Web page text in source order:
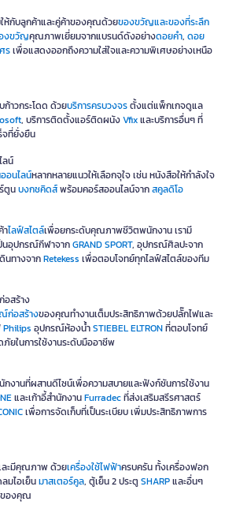
ให้กับลูกค้าและคู่ค้าของคุณด้วยของขวัญและของที่ระลึก
องขวัญคุณภาพเยี่ยมจากแบรนด์ดังอย่างดอยคำ, ดอย
รเพื่อแสดงออกถึงความใส่ใจและความพิเศษอย่างเหนือ
ก้าวกระโดด ด้วยบริการครบวงจรตั้งแต่แพ็กเกจดูแล
, บริการติดตั้งแอร์ติดผนังVfixและบริการอื่นๆ ที่
จที่ยั่งยืน
ลน์
อนไลน์หลากหลายแนวให้เลือกจุใจ เช่น หนังสือให้กำลังใจ
ตูนบงกชคิดส์พร้อมคอร์สออนไลน์จากสคูลดิโอ
าไลฟ์สไตล์เพื่อยกระดับคุณภาพชีวิตพนักงาน เรามี
นอุปกรณ์กีฬาจากGRAND SPORT, อุปกรณ์ศิลปะจาก
นทางจากRetekess เพื่อตอบโจทย์ทุกไลฟ์สไตล์ของทีม
อสร้าง
ก่อสร้างของคุณทำงานเต็มประสิทธิภาพด้วยปลั๊กไฟและ
Philips อุปกรณ์ห้องน้ำSTIEBEL ELTRONที่ตอบโจทย์
ในการใช้งานระดับมืออาชีพ
กงานที่ผสานดีไซน์เพื่อความสบายและฟังก์ชันการใช้งาน
และเก้าอี้สำนักงานFurradecที่ส่งเสริมสรีรศาสตร์
เพื่อการจัดเก็บที่เป็นระเบียบ เพิ่มประสิทธิภาพการ
ละมีคุณภาพ ด้วยเครื่องใช้ไฟฟ้าครบครัน ทั้งเครื่องฟอก
มไอเย็นมาสเตอร์คูล, ตู้เย็น 2 ประตูSHARPและอื่นๆ
ของคุณ